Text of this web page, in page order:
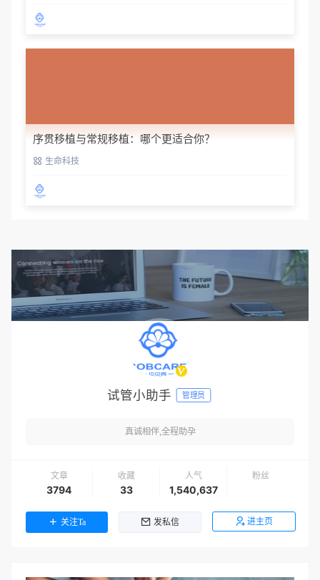
序贯移植与常规移植：哪个更适合你？
生命科技
试管小助手 管理员
真诚相伴,全程助孕
文章
3794
收藏
33
人气
1,540,637
粉丝
关注Ta 发私信 进主页